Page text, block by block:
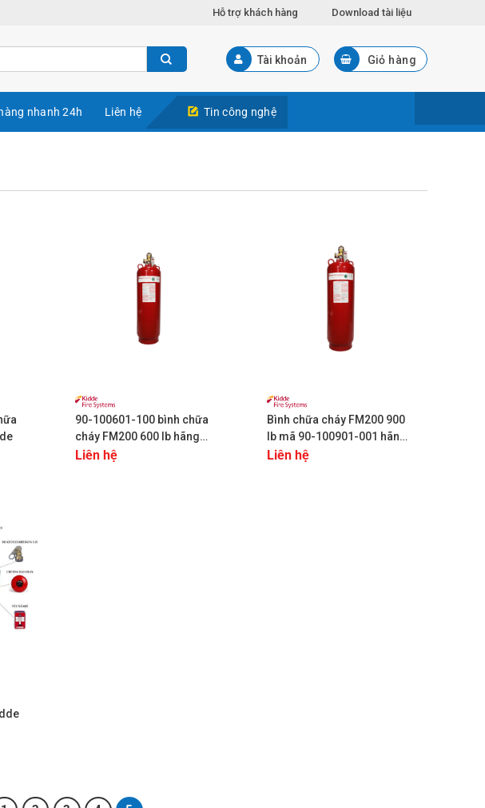
Hỗ trợ khách hàng Download tài liệu
Tài khoản Giỏ hàng
nhanh 24h Liên hệ Tin công nghệ
90-100601-100 bình chữa
cháy FM200 600 lb hãng
KIDDE
Liên hệ
Bình chữa cháy FM200 900
lb mã 90-100901-001 hãng
KIDDE
Liên hệ